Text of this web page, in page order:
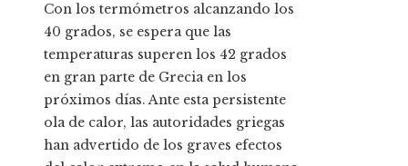
Con los termómetros alcanzando los
40 grados, se espera que las
temperaturas superen los 42 grados
en gran parte de Grecia en los
próximos días. Ante esta persistente
ola de calor, las autoridades griegas
han advertido de los graves efectos